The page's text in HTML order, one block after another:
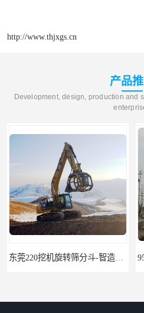
http://www.thjxgs.cn
产品
Development, design, production and
东莞220挖机旋转筛分斗-智造大观报价-旋转筛沙斗筛沙机